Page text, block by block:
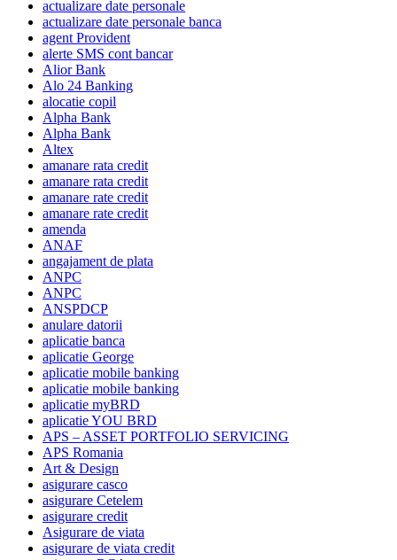
actualizare date personale
actualizare date personale banca
agent Provident
alerte SMS cont bancar
Alior Bank
Alo 24 Banking
alocatie copil
Alpha Bank
Alpha Bank
Altex
amanare rata credit
amanare rata credit
amanare rate credit
amanare rate credit
amenda
ANAF
angajament de plata
ANPC
ANPC
ANSPDCP
anulare datorii
aplicatie banca
aplicatie George
aplicatie mobile banking
aplicatie mobile banking
aplicatie myBRD
aplicatie YOU BRD
APS – ASSET PORTFOLIO SERVICING
APS Romania
Art & Design
asigurare casco
asigurare Cetelem
asigurare credit
Asigurare de viata
asigurare de viata credit